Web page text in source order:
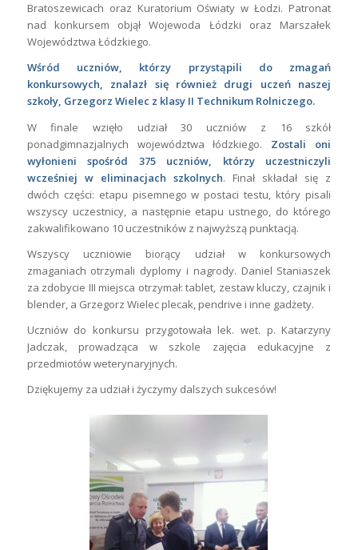
Bratoszewicach oraz Kuratorium Oświaty w Łodzi. Patronat
nad konkursem objął Wojewoda Łódzki oraz Marszałek
Województwa Łódzkiego.
Wśród uczniów, którzy przystąpili do zmagań
konkursowych, znalazł się również drugi uczeń naszej
szkoły, Grzegorz Wielec z klasy II Technikum Rolniczego.
W finale wzięło udział 30 uczniów z 16 szkół
ponadgimnazjalnych województwa łódzkiego. Zostali oni
wyłonieni spośród 375 uczniów, którzy uczestniczyli
wcześniej w eliminacjach szkolnych. Finał składał się z
dwóch części: etapu pisemnego w postaci testu, który pisali
wszyscy uczestnicy, a następnie etapu ustnego, do którego
zakwalifikowano 10 uczestników z najwyższą punktacją.
Wszyscy uczniowie biorący udział w konkursowych
zmaganiach otrzymali dyplomy i nagrody. Daniel Staniaszek
za zdobycie III miejsca otrzymał: tablet, zestaw kluczy, czajnik i
blender, a Grzegorz Wielec plecak, pendrive i inne gadżety.
Uczniów do konkursu przygotowała lek. wet. p. Katarzyny
Jadczak, prowadząca w szkole zajęcia edukacyjne z
przedmiotów weterynaryjnych.
Dziękujemy za udział i życzymy dalszych sukcesów!